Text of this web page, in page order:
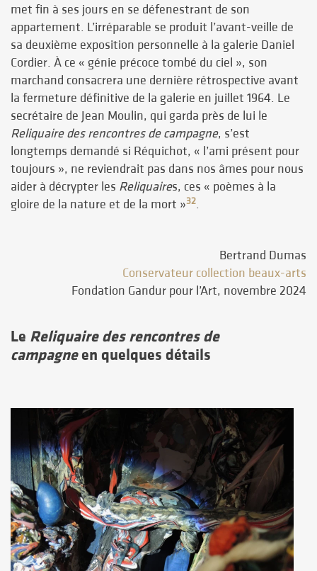
met fin à ses jours en se défenestrant de son
appartement. L’irréparable se produit l’avant-veille de
sa deuxième exposition personnelle à la galerie Daniel
Cordier. À ce « génie précoce tombé du ciel », son
marchand consacrera une dernière rétrospective avant
la fermeture définitive de la galerie en juillet 1964. Le
secrétaire de Jean Moulin, qui garda près de lui le
Reliquaire des rencontres de campagne, s’est
longtemps demandé si Réquichot, « l’ami présent pour
toujours », ne reviendrait pas dans nos âmes pour nous
aider à décrypter les Reliquaires, ces « poèmes à la
gloire de la nature et de la mort »32.
Bertrand Dumas
Conservateur collection beaux-arts
Fondation Gandur pour l’Art, novembre 2024
Le Reliquaire des rencontres de
campagneen quelques détails